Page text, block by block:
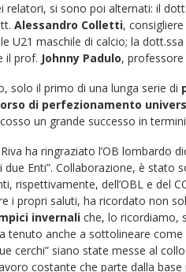
relatori, si sono poi alternati: il dott.
Alessandro Colletti,
U21 maschile di calcio; la dott.ssa
il prof. Johnny Padulo,
solo il primo di una lunga serie di
di perfezionamento
un grande successo in
ha ringraziato l’OB lombardo
Enti”. Collaborazione, è stato
rispettivamente, dell’OBL e del
i propri saluti, ha ricordato non
invernali che, lo ricordiamo,
tenuto anche a sottolineare
cerchi” siano state messe al
costante che parte dalla base